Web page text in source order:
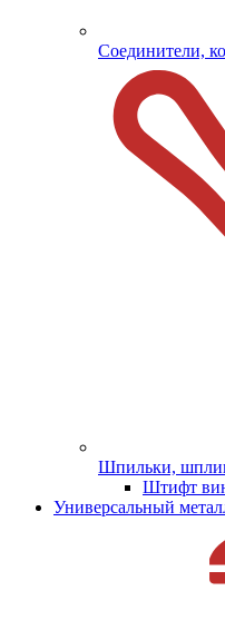
Соединители,
Шпильки,
Штифт
Универсальный